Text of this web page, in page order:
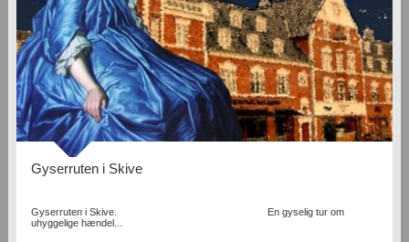
Gyserruten i Skive
Gyserruten i Skive. En gyselig tur om
uhyggelige hændel...